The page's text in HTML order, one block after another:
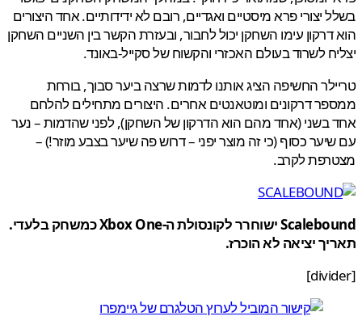
יצורי פרא מיסטיים ואגדיים, רובם לא ידידותיים. אחד היצורים
עימו השחקן יכול לחבור, ובעזרת הקשר בין השניים השחקן
לשרוד בעולם האכזרי והקשוח של סקייל-באונד.
החשיפה הציג אותנו לדמות שרצה ביער סבוך, בורחת
דרקונים ומוטאנטים אחרים. היצורים מתחילים להלחם
בשני (אחד מהם הוא הדרקון של השחקן), לפני שהדמות – נער
כסוף (כי זה מוצר יפני – דרוש פה שיער בצבע מוזר!) –
לקרב.
Scalebound ישוחרר לקונסולת ה-Xbox One כמשחק בלעדי.
יציאה לא הוכרז.